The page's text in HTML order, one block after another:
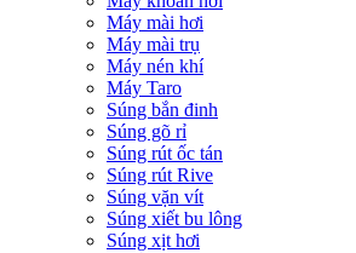
Máy mài hơi
Máy mài trụ
Máy nén khí
Máy Taro
Súng bắn đinh
Súng gõ rỉ
Súng rút ốc tán
Súng rút Rive
Súng vặn vít
Súng xiết bu lông
Súng xịt hơi